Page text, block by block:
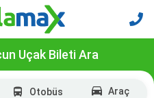
Uçak Bileti Ara
Otobüs Araç